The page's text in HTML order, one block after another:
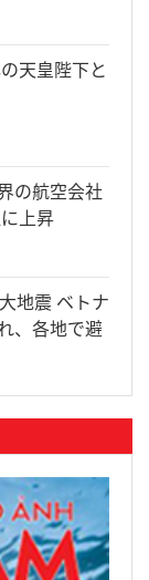
天皇陛下と
の航空会社
上昇
地震 ベトナ
、各地で避